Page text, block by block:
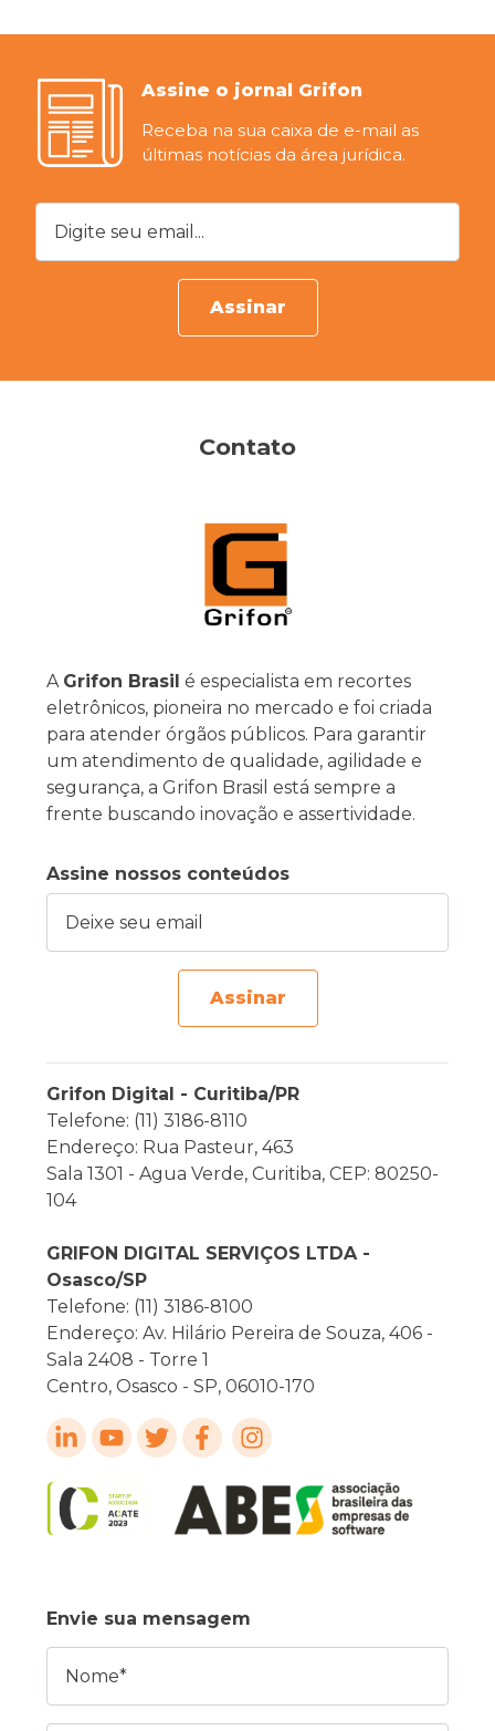
Assine o jornal Grifon
Receba na sua caixa de e-mail as
últimas notícias da área jurídica.
Digite seu email...
Assinar
Contato
A Grifon Brasil é especialista em recortes
eletrônicos, pioneira no mercado e foi criada
para atender órgãos públicos. Para garantir
um atendimento de qualidade, agilidade e
segurança, a Grifon Brasil está sempre a
frente buscando inovação e assertividade.
Assine nossos conteúdos
Assinar
Grifon Digital - Curitiba/PR
Telefone: (11) 3186-8110
Endereço: Rua Pasteur, 463
Sala 1301 - Agua Verde, Curitiba, CEP: 80250-
104
GRIFON DIGITAL SERVIÇOS LTDA -
Osasco/SP
Telefone: (11) 3186-8100
Endereço: Av. Hilário Pereira de Souza, 406 -
Sala 2408 - Torre 1
Centro, Osasco - SP, 06010-170
Envie sua mensagem